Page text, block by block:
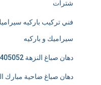
شترات
سيراميك و باركيه
دهان صباغ النزهة 66405052 معلم صباغ و تركيب ورق جدران